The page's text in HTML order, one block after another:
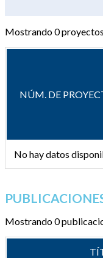
Mostrando0
NÚM. DE
No hay datos
Mostrando 0